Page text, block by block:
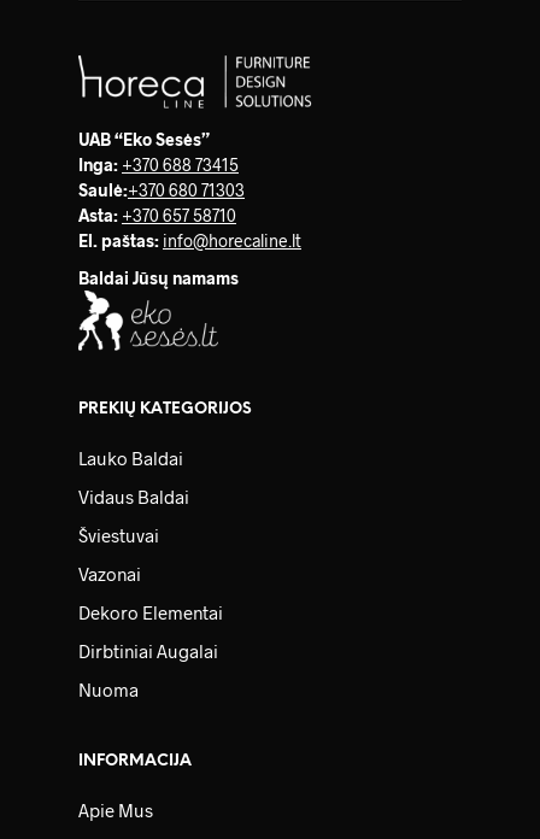
UAB “Eko Sesės”
Inga: +370 688 73415
Saulė:+370 680 71303
Asta: +370 657 58710
El. paštas: info@horecaline.lt
Baldai Jūsų namams
PREKIŲ KATEGORIJOS
Lauko Baldai
Vidaus Baldai
Šviestuvai
Vazonai
Dekoro Elementai
Dirbtiniai Augalai
Nuoma
INFORMACIJA
Apie Mus